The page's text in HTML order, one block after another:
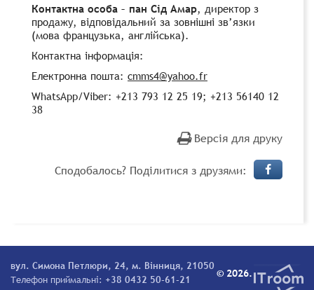
Контактна особа – пан Сід Амар, директор з
продажу, відповідальний за зовнішні зв’язки
(мова французька, англійська).
Контактна інформація:
Електронна пошта: cmms4@yahoo.fr
WhatsApp/Viber: +213 793 12 25 19; +213 56140 12
38
Версія для друку
Сподобалось? Поділитися з друзями:
вул. Симона Петлюри, 24, м. Вінниця, 21050
Телефон приймальні: +38 0432 50-61-21
© 2026.